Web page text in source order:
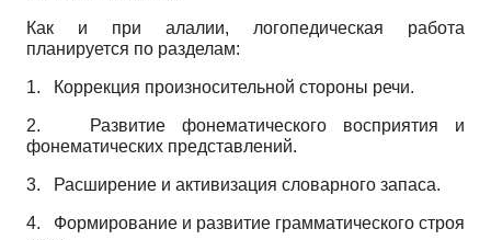
Как и при алалии, логопедическая работа
планируется по разделам:
1. Коррекция произносительной стороны речи.
2.
Развитие фонематического восприятия и
фонематических представлений.
3. Расширение и активизация словарного запаса.
4. Формирование и развитие грамматического строя